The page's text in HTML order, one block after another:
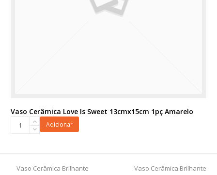
Vaso Cerâmica Love Is Sweet 13cmx15cm 1pç Amarelo
Cerâmica
13cmx15cm
Adicionar
previous
Vaso Cerâmica Brilhante
next
Vaso Cerâmica Brilhante